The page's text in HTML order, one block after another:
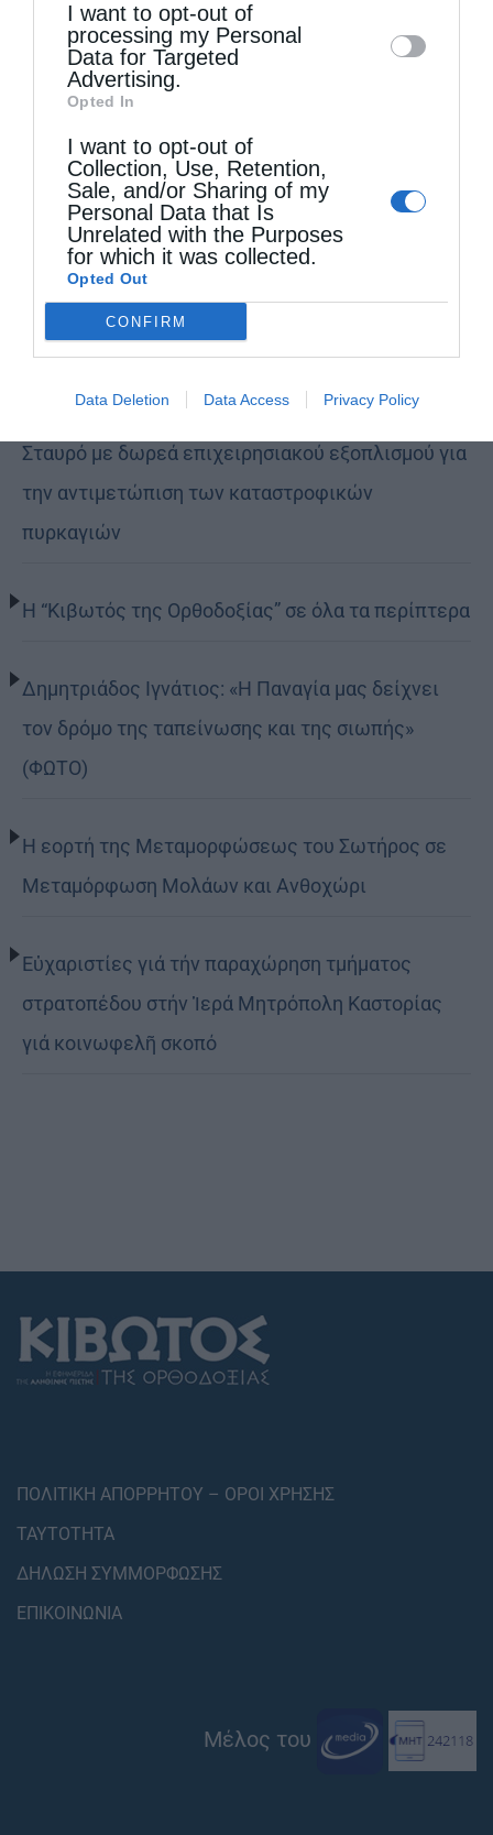
disclose it to other third parties.
I want to opt-out of
processing my Personal
Data for Targeted
Advertising.
Opted In
I want to opt-out of
Collection, Use, Retention,
Sale, and/or Sharing of my
Personal Data that Is
Unrelated with the Purposes
for which it was collected.
Opted Out
CONFIRM
Data Deletion Data Access Privacy Policy
Τελευταία άρθρα
Η LEROY MERLIN στηρίζει τον Ελληνικό Ερυθρό
Σταυρό με δωρεά επιχειρησιακού εξοπλισμού για
την αντιμετώπιση των καταστροφικών
πυρκαγιών
Η “Κιβωτός της Ορθοδοξίας” σε όλα τα περίπτερα
Δημητριάδος Ιγνάτιος: «Η Παναγία μας δείχνει
τον δρόμο της ταπείνωσης και της σιωπής»
(ΦΩΤΟ)
Η εορτή της Μεταμορφώσεως του Σωτήρος σε
Μεταμόρφωση Μολάων και Ανθοχώρι
Εὐχαριστίες γιά τήν παραχώρηση τμήματος
στρατοπέδου στήν Ἱερά Μητρόπολη Καστορίας
γιά κοινωφελῆ σκοπό
ΠΟΛΙΤΙΚΗ ΑΠΟΡΡΗΤΟΥ – ΟΡΟΙ ΧΡΗΣΗΣ
ΤΑΥΤΟΤΗΤΑ
ΔΗΛΩΣΗ ΣΥΜΜΟΡΦΩΣΗΣ
ΕΠΙΚΟΙΝΩΝΙΑ
Μέλος του